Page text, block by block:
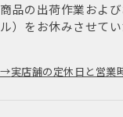
商品の出荷作業およ
ル）をお休みさせてい
実店舗の定休日と営業